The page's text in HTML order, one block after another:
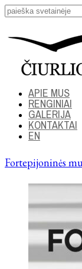
APIE MUS
RENGINIAI
GALERIJA
KONTAKTAI
EN
Fortepijoninės